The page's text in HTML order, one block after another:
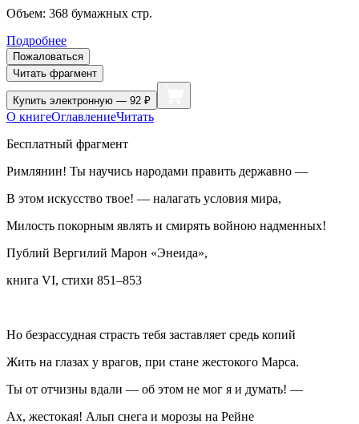
Объем: 368 бумажных стр.
Подробнее
Пожаловаться
Читать фрагмент
Купить электронную — 92 ₽
О книгеОглавлениеЧитать
Бесплатный фрагмент
Римлянин! Ты научись народами править державно —
В этом искусство твое! — налагать условия мира,
Милость покорным являть и смирять войною надменных!
Публий Вергилий Марон «Энеида»,
книга VI, стихи 851–853
Но безрассудная страсть тебя заставляет средь копий
Жить на глазах у врагов, при стане жестокого Марса.
Ты от отчизны вдали — об этом не мог я и думать! —
Ах, жестокая! Альп снега и морозы на Рейне